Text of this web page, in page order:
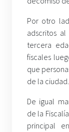
Por otro
adscritos
tercera
fiscales
que
de la ciudad.
De igual
de la
principal